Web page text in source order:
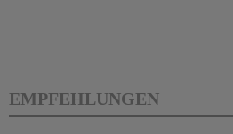
EMPFEHLUNGEN